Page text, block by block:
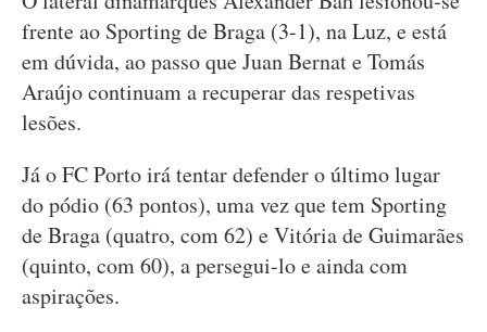
frente ao Sporting de Braga (3-1), na Luz, e está
em dúvida, ao passo que Juan Bernat e Tomás
Araújo continuam a recuperar das respetivas
lesões.
Já o FC Porto irá tentar defender o último lugar
do pódio (63 pontos), uma vez que tem Sporting
de Braga (quatro, com 62) e Vitória de Guimarães
(quinto, com 60), a persegui-lo e ainda com
aspirações.